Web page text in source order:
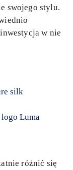
swojego stylu.
w nie
silk
logo Luma
różnić się